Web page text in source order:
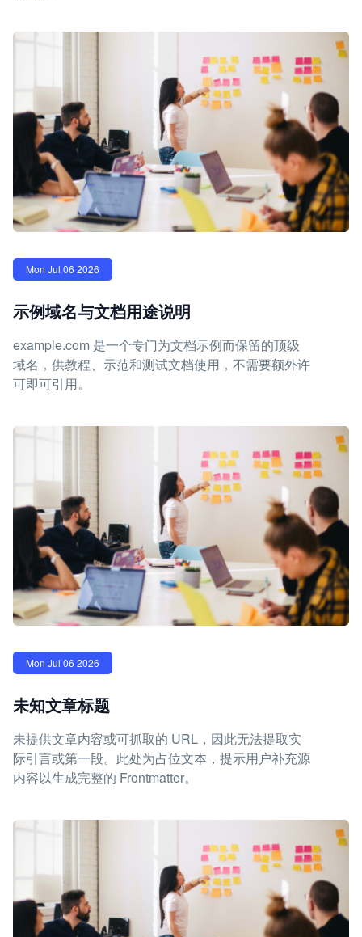
Mon Jul 06 2026
示例域名与文档用途说明
example.com 是一个专门为文档示例而保留的顶级
域名，供教程、示范和测试文档使用，不需要额外许
可即可引用。
Mon Jul 06 2026
未知文章标题
未提供文章内容或可抓取的 URL，因此无法提取实
际引言或第一段。此处为占位文本，提示用户补充源
内容以生成完整的 Frontmatter。